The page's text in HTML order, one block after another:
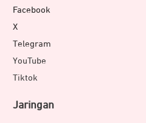
Facebook
X
Telegram
YouTube
Tiktok
Jaringan